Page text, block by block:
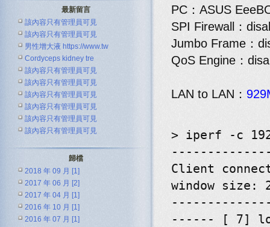
PC：ASUS
SPI Firewall：
Jumbo Frame：
QoS Engine：
LAN to LAN：
> iperf -c
Client
window size:
------ [ 7]
最新留言
該內容只有管理員可見
該內容只有管理員可見
男性增大液 https://www.tw
Cordyceps kidney tre
該內容只有管理員可見
該內容只有管理員可見
該內容只有管理員可見
該內容只有管理員可見
該內容只有管理員可見
該內容只有管理員可見
歸檔
2018 年 09 月 [1]
2017 年 06 月 [2]
2017 年 04 月 [1]
2016 年 10 月 [1]
2016 年 07 月 [1]